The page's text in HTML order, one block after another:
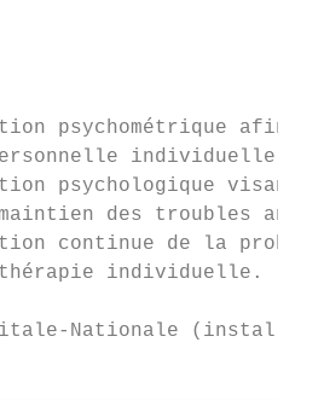
psychométrique afin
individuelle ;
psychologique visant
des troubles
continue de la
individuelle.
Nationale